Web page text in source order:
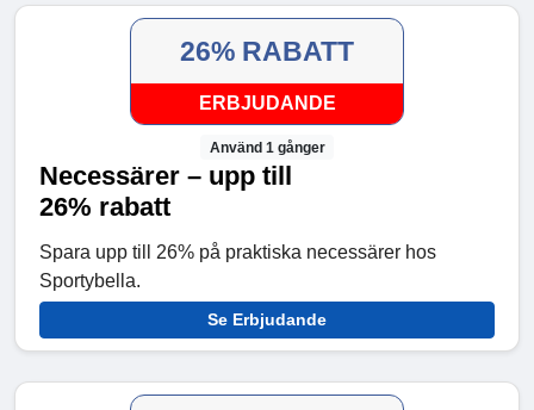
26% RABATT
ERBJUDANDE
Använd 1 gånger
Necessärer – upp till
26% rabatt
Spara upp till 26% på praktiska necessärer hos
Sportybella.
Se Erbjudande